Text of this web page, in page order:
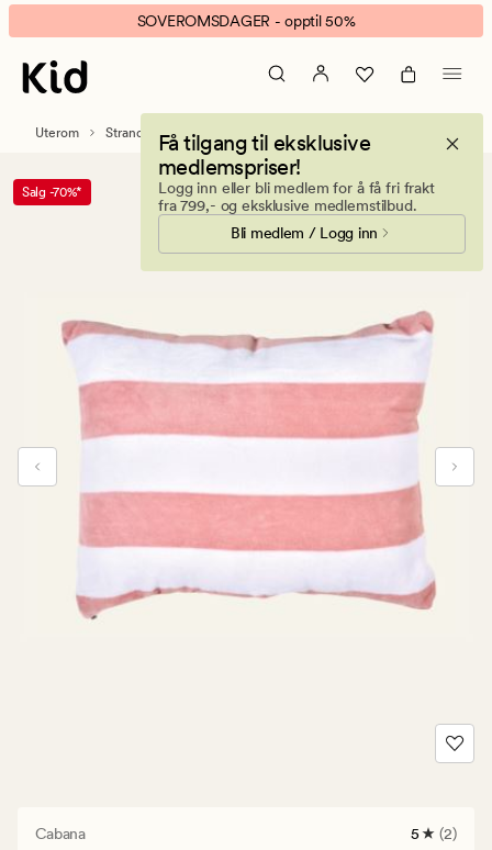
Cabana
Strandpute
rosa
banner.
Klikk
ESCAPE
pause.
SOVEROMSDAGER - opptil 50%
Få tilgang til eksklusive
medlemspriser!
Logg inn eller bli medlem for å få fri frakt
fra 799,- og eksklusive medlemstilbud.
Bli medlem / Logg inn
Uterom Strandmadrasser
Salg -70%*
Cabana
2
5 (2)